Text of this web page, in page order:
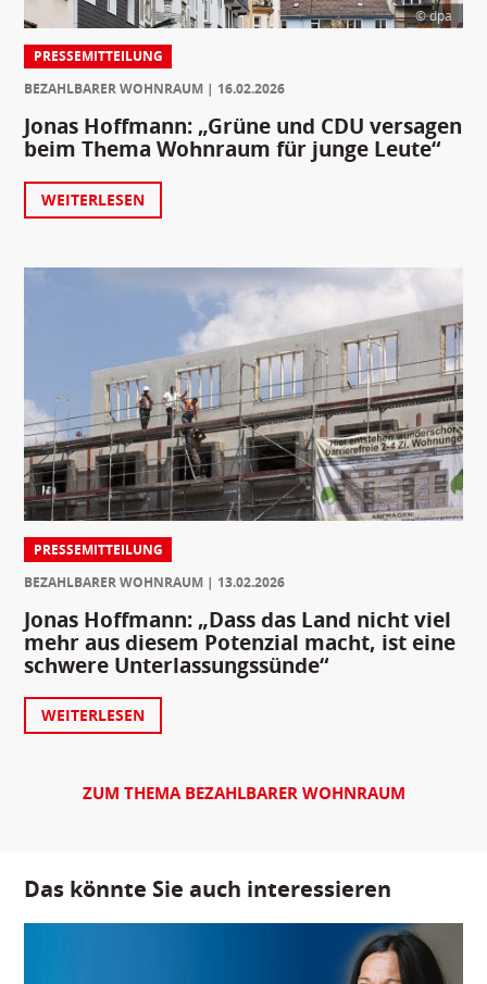
© dpa
PRESSEMITTEILUNG
BEZAHLBARER WOHNRAUM
16.02.2026
Jonas Hoffmann: „Grüne und CDU versagen
beim Thema Wohnraum für junge Leute“
WEITERLESEN
PRESSEMITTEILUNG
BEZAHLBARER WOHNRAUM
13.02.2026
Jonas Hoffmann: „Dass das Land nicht viel
mehr aus diesem Potenzial macht, ist eine
schwere Unterlassungssünde“
WEITERLESEN
ZUM THEMA BEZAHLBARER WOHNRAUM
Das könnte Sie auch interessieren